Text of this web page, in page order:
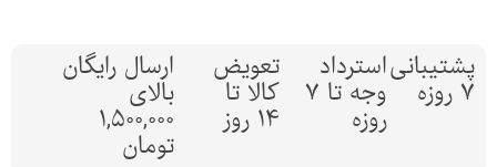
پشتیبانی
7 روزه
استرداد
وجه تا 7
روزه
تعویض
کالا تا
14 روز
ارسال رایگان
بالای
1,500,000
تومان